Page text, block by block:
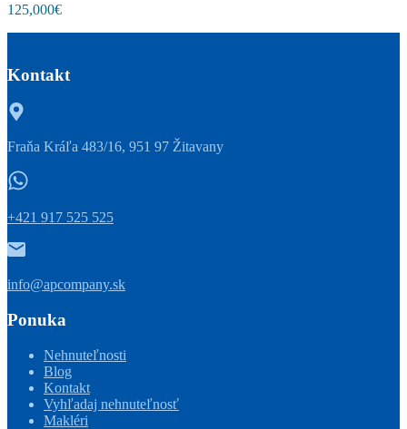
125,000€
Kontakt
Fraňa Kráľa 483/16, 951 97 Žitavany
+421 917 525 525
info@apcompany.sk
Ponuka
Nehnuteľnosti
Blog
Kontakt
Vyhľadaj nehnuteľnosť
Makléri